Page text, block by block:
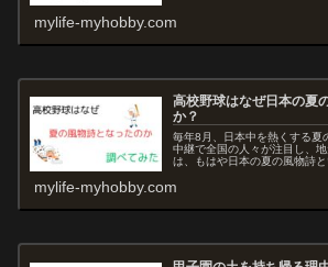
mylife-myhobby.com
高校野球はなぜ日本の夏
か？
毎年8月、日本中を熱くする夏
中継で全国の人々が注目し、
は、もはや日本の夏の風物詩
して根付いたのでしょうか。本
mylife-myhobby.com